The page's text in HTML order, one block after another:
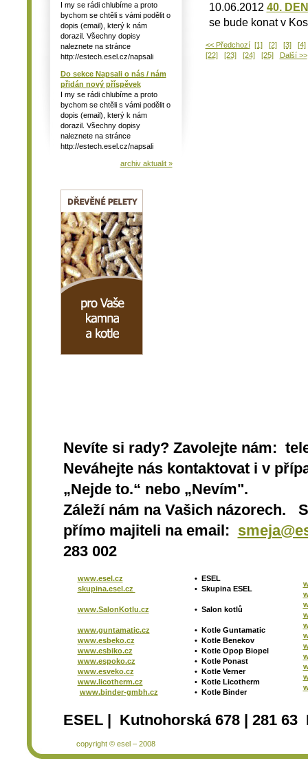
I my se rádi chlubíme a proto
bychom se chtěli s vámi podělit o
dopis (email), který k nám
dorazil. Všechny dopisy
naleznete na stránce
http://estech.esel.cz/napsali
Do sekce Napsali o nás / nám
přidán nový příspěvek
I my se rádi chlubíme a proto
bychom se chtěli s vámi podělit o
dopis (email), který k nám
dorazil. Všechny dopisy
naleznete na stránce
http://estech.esel.cz/napsali
archiv aktualit »
10.06.2012 40.
se bude konat v
<< Předchozí [1] [2] [3]
[4]
[22]
[23] [24] [25] Další >>
Nevíte si rady? Zavolejte nám:
Neváhejte nás kontaktovat i v
„Nejde to.“ nebo „Nevím".
Záleží nám na Vašich názorech.
přímo majiteli na email:
283 002
www.esel.cz
skupina.esel.cz
www.SalonKotlu.cz
www.guntamatic.cz
www.esbeko.cz
www.esbiko.cz
www.espoko.cz
www.esveko.cz
www.licotherm.cz
www.binder-gmbh.cz
• ESEL
• Skupina ESEL
• Salon kotlů
• Kotle Guntamatic
• Kotle Benekov
• Kotle Opop Biopel
• Kotle Ponast
• Kotle Verner
• Kotle Licotherm
• Kotle Binder
ESEL | Kutnohorská 678 | 281
copyright © esel – 2008